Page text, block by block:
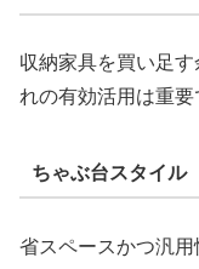
収納家具を買い足
れの有効活用は重要
ちゃぶ台スタイル
省スペースかつ汎用